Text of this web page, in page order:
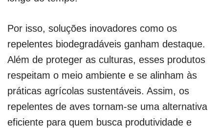
Por isso, soluções inovadores como os
repelentes biodegradáveis ganham destaque.
Além de proteger as culturas, esses produtos
respeitam o meio ambiente e se alinham às
práticas agrícolas sustentáveis. Assim, os
repelentes de aves tornam-se uma alternativa
eficiente para quem busca produtividade e